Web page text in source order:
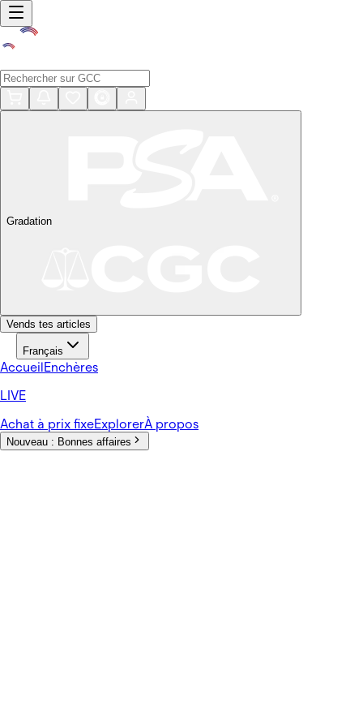
Gradation
Vends tes articles
Français
AccueilEnchères
LIVE
Achat à prix fixeExplorerÀ propos
Nouveau : Bonnes affaires